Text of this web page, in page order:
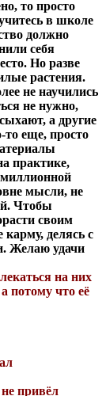
то просто
в школе
должно
себя
Но разве
растения.
не научились
не нужно,
а другие
то еще, просто
практике,
мысли, не
Чтобы
своим
карму, делясь с
Желаю удачи
на них
потому что её
привёл